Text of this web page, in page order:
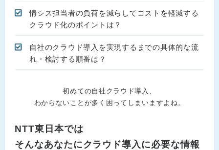
情シス担当者の負荷を減らしてコストを軽減する
クラウド化のポイントは？
自社のクラウド導入を実現するまでの具体的な流
れ・検討する順番は？
初めての自社クラウド導入、
わからないことが多く困ってしまいますよね。
NTT東日本では
そんなあなたにクラウド導入に必要な情報